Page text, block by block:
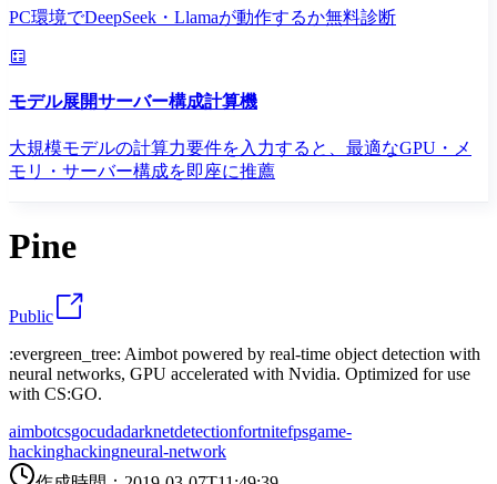
PC環境でDeepSeek・Llamaが動作するか無料診断
モデル展開サーバー構成計算機
大規模モデルの計算力要件を入力すると、最適なGPU・メ
モリ・サーバー構成を即座に推薦
Pine
Public
:evergreen_tree: Aimbot powered by real-time object detection with
neural networks, GPU accelerated with Nvidia. Optimized for use
with CS:GO.
aimbotcsgocudadarknetdetectionfortnitefpsgame-
hackinghackingneural-network